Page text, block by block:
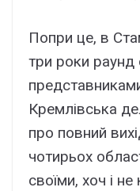
Попри це, в
три роки раунд
Кремлівська
про повний
чотирьох
своїми, хоч і